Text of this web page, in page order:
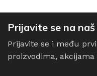
Prijavite se na
Prijavite se i među
proizvodima,